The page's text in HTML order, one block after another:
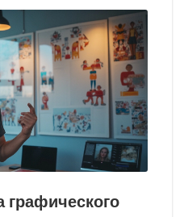
графического